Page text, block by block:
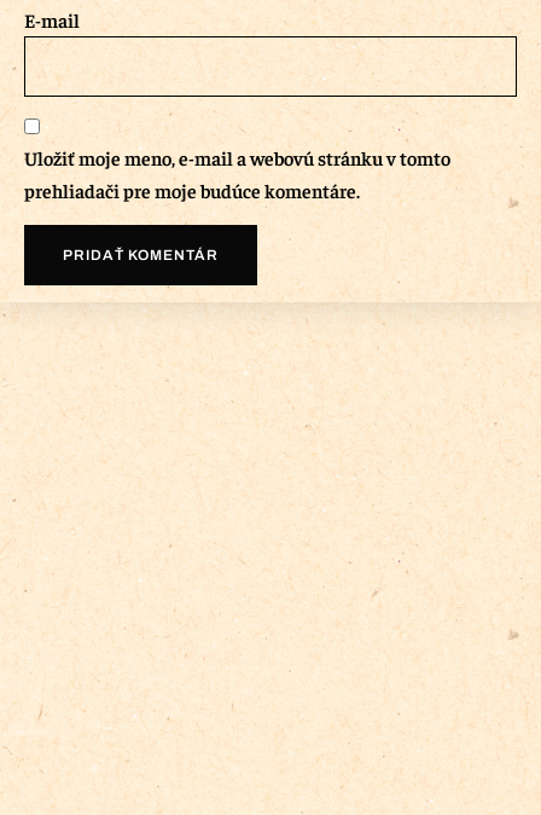
E-mail
Uložiť moje meno, e-mail a webovú stránku v tomto
prehliadači pre moje budúce komentáre.